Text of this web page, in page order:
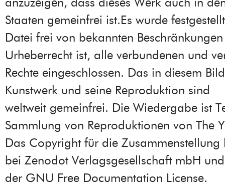
Staaten gemeinfrei ist.Es wurde
Datei frei von bekannten
Urheberrecht ist, alle verbundenen und
Rechte eingeschlossen. Das in diesem
Kunstwerk und seine Reproduktion sind
weltweit gemeinfrei. Die Wiedergabe ist
Sammlung von Reproduktionen von The
Das Copyright für die Zusammenstellung
bei Zenodot Verlagsgesellschaft mbH
der GNU Free Documentation License.